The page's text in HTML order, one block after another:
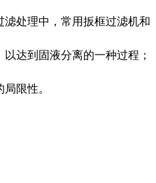
处理中，常用扳框过滤机和
达到固液分离的一种过程；
限性。